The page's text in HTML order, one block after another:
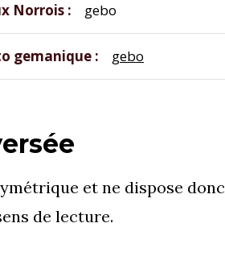
Norrois gebo
gemanique gebo
et ne dispose donc
de lecture.